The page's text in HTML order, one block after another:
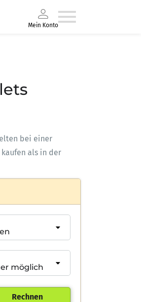
Mein Konto
bei einer
kaufen als in der
Rechnen